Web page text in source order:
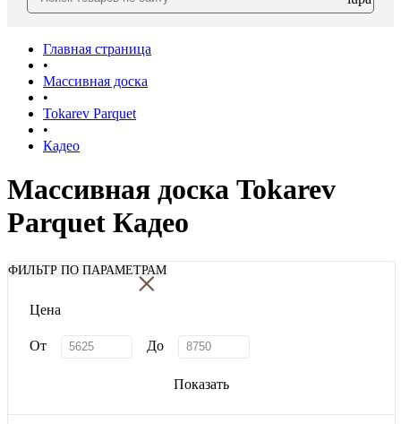
Главная страница
•
Массивная доска
•
Tokarev Parquet
•
Кадео
Массивная доска Tokarev
Parquet Кадео
ФИЛЬТР ПО ПАРАМЕТРАМ
×
Цена
От До
Показать